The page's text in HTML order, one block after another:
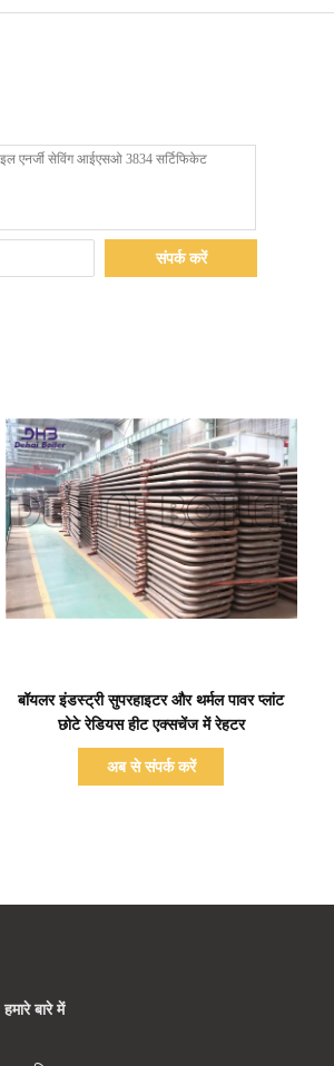
संपर्क करें
प्रदर्शन का विवरण
बॉयलर इंडस्ट्री सुपरहाइटर और थर्मल पावर प्लांट
छोटे रेडियस हीट एक्सचेंज में रेहटर
अब से संपर्क करें
हमारे बारे में